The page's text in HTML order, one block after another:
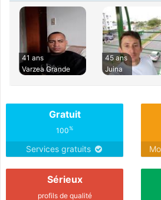
41 ans
Varzea Grande
45 ans
Juina
Gratuit
100%
Services gratuits
Sérieux
profils de qualité